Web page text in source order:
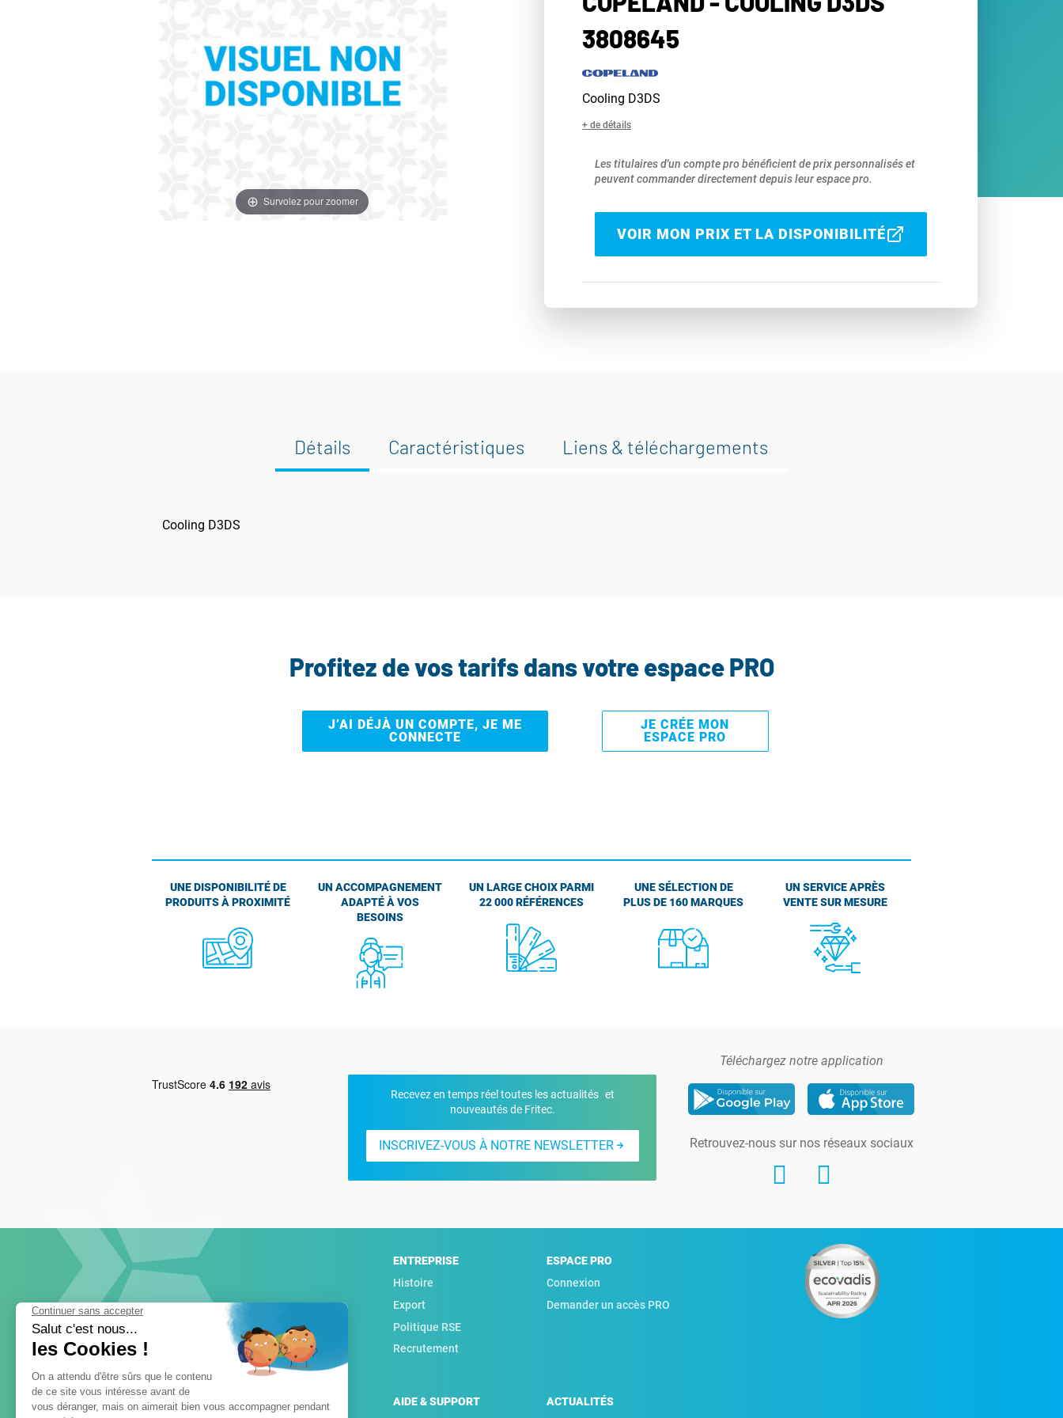
Survolez pour zoomer
3808645
Cooling D3DS
+ de détails
Les titulaires d'un compte pro bénéficient de prix personnalisés et
peuvent commander directement depuis leur espace pro.
VOIR MON PRIX ET LA DISPONIBILITÉ
Détails Caractéristiques Liens & téléchargements
Cooling D3DS
Profitez de vos tarifs dans votre espace PRO
J’AI DÉJÀ UN COMPTE, JE ME
CONNECTE
JE CRÉE MON
ESPACE PRO
UNE DISPONIBILITÉ DE
PRODUITS À PROXIMITÉ
UN ACCOMPAGNEMENT
ADAPTÉ À VOS
BESOINS
UN LARGE CHOIX PARMI
22 000 RÉFÉRENCES
UNE SÉLECTION DE
PLUS DE 160 MARQUES
UN SERVICE APRÈS
VENTE SUR MESURE
Recevez en temps réel toutes les actualités et
nouveautés de Fritec.
INSCRIVEZ-VOUS À NOTRE NEWSLETTER
Téléchargez notre application
Retrouvez-nous sur nos réseaux sociaux
ENTREPRISE
Histoire
Export
Politique RSE
Recrutement
ESPACE PRO
Connexion
Demander un accès PRO
AIDE & SUPPORT
ACTUALITÉS